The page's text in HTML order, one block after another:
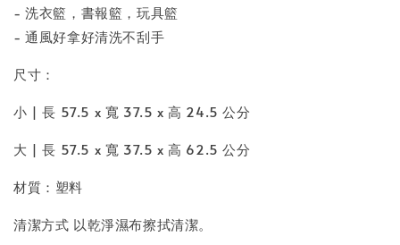
- 洗衣籃，書報籃，玩具籃
- 通風好拿好清洗不刮手
尺寸：
小 | 長 57.5 x 寬 37.5 x 高 24.5 公分
大 | 長 57.5 x 寬 37.5 x 高 62.5 公分
材質：塑料
清潔方式 以乾淨濕布擦拭清潔。